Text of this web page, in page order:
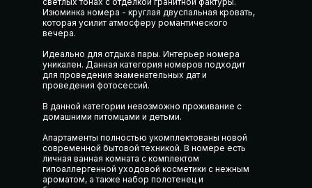
Изюминка номера - круглая двуспальная кровать,
которая усилит атмосферу романтического
вечера.
Идеально для отдыха пары. Интерьер номера
уникален. Данная категория номеров подходит
для проведения знаменательных дат и
проведения фотосессий.
В данной категории невозможно проживание с
домашними питомцами и детьми.
Апартаменты полностью укомплектованы новой
современной бытовой техникой. В номере есть
личная ванная комната с комплектом
гипоаллергенной уходовой косметики с нежным
ароматом, а также набор полотенец и